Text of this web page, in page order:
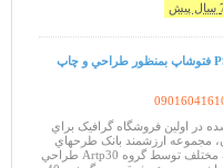
پیش
طرح لايه باز آژانس مسافرتي مشاغل ايراني PSD فتوشاپ بمنظور طراحي و چاپ
در اولين فروشگاه گرافيک براي
مجموعه ارزشمند بانک طرحهاي
مشاغل و اصناف مختلف توسط گروه Artp30 طراحي